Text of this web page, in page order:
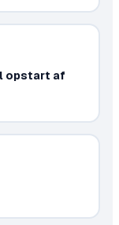
opstart af